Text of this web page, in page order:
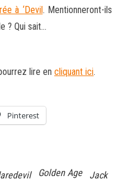
à ‘Devil. Mentionneront-ils
? Qui sait…
lire en cliquant ici.
Pinterest
Golden Age
Jack